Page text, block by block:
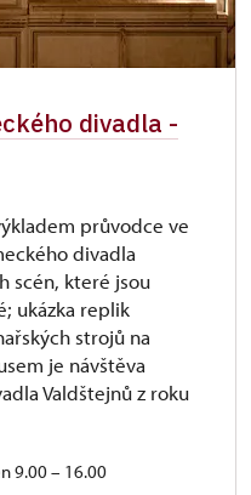
divadla -
průvodce ve
divadla
scén, které jsou
ukázka replik
strojů na
je návštěva
Valdštejnů z roku
9.00 – 16.00